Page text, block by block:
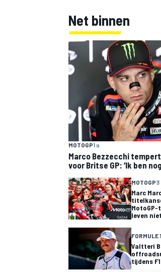
Net binnen
MOTOGP1 u
Marco Bezzecchi
voor Britse GP: ‘Ik ben
MOTOGP3
Marc
leven
FORMULE 1
Valtteri
tijdens